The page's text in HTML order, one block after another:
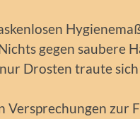
gegen saubere
Drosten traute sich
Versprechungen zur